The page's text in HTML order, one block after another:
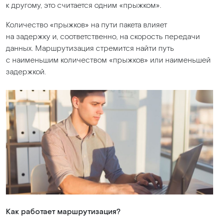
к другому, это считается одним «прыжком».
Количество «прыжков» на пути пакета влияет
на задержку и, соответственно, на скорость передачи
данных. Маршрутизация стремится найти путь
с наименьшим количеством «прыжков» или наименьшей
задержкой.
Как работает маршрутизация?